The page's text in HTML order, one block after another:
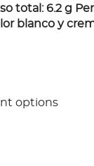
total: 6.2 g
blanco y
options